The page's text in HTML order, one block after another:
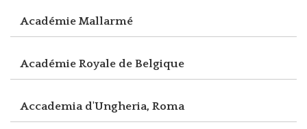
Académie Mallarmé
Académie Royale de Belgique
Accademia d'Ungheria, Roma